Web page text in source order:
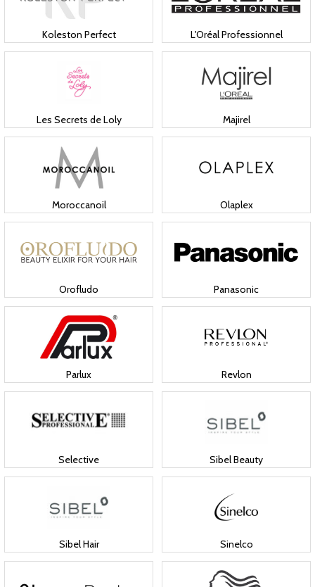
Koleston Perfect L'Oréal Professionnel
Les Secrets de Loly Majirel
Moroccanoil Olaplex
Orofludo Panasonic
Parlux Revlon
Selective Sibel Beauty
Sibel Hair Sinelco